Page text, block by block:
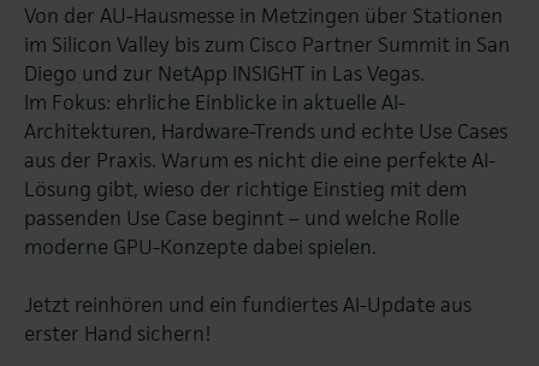
Von der AU-Hausmesse in Metzingen über Stationen
im Silicon Valley bis zum Cisco Partner Summit in San
Diego und zur NetApp INSIGHT in Las Vegas.
Im Fokus: ehrliche Einblicke in aktuelle AI-
Architekturen, Hardware-Trends und echte Use Cases
aus der Praxis. Warum es nicht die eine perfekte AI-
Lösung gibt, wieso der richtige Einstieg mit dem
passenden Use Case beginnt – und welche Rolle
moderne GPU-Konzepte dabei spielen.
Jetzt reinhören und ein fundiertes AI-Update aus
erster Hand sichern!